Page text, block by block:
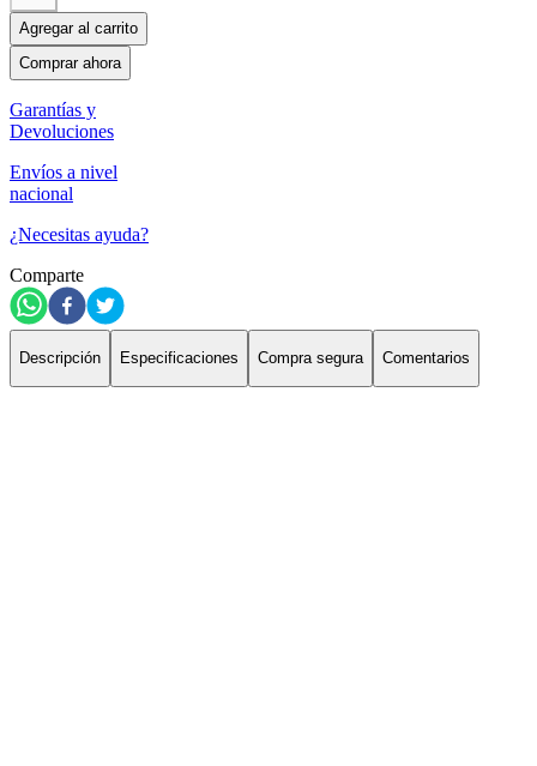
Agregar al carrito
Comprar ahora
Garantías y
Devoluciones
Envíos a nivel
nacional
¿Necesitas ayuda?
Comparte
Descripción Especificaciones Compra segura Comentarios